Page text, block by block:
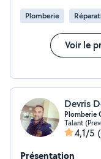
Plomberie
Voir le
Devris
Plomberie
Talant
4,1/5
Présentation